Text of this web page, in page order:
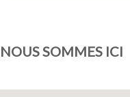
NOUS SOMMES ICI